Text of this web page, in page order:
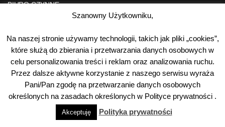
BIURO CZYNNE
7 dni w tygodniu
Poniedziałek-Piątek: 1000- 15
Sobota:
kontakt telefoniczny
Niedziela:
nieczynne
Szanowny Użytkowniku,
Na naszej stronie używamy technologii, takich jak pliki „cookies”,
które służą do zbierania i przetwarzania danych osobowych w
celu personalizowania treści i reklam oraz analizowania ruchu.
Przez dalsze aktywne korzystanie z naszego serwisu wyraża
Pani/Pan zgodę na przetwarzanie danych osobowych
określonych na zasadach określonych w Polityce prywatności .
Akceptuję Polityka prywatności